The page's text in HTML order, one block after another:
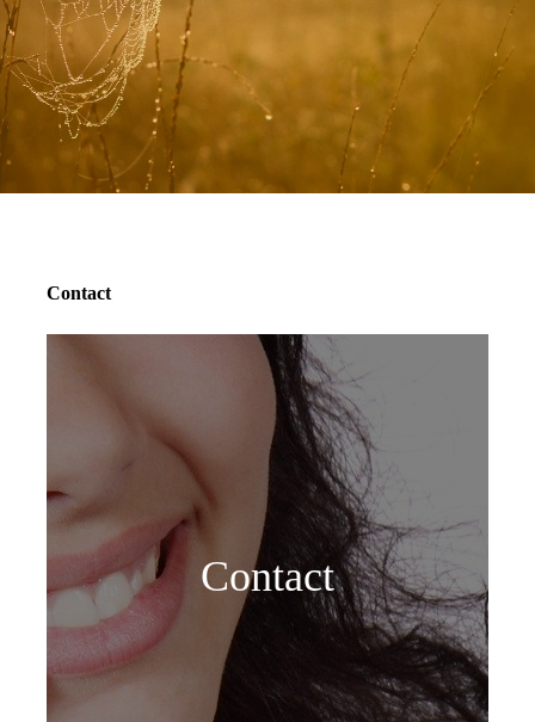
Contact
Contact